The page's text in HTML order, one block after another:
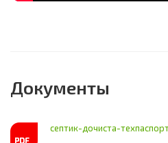
Документы
септик-дочиста-